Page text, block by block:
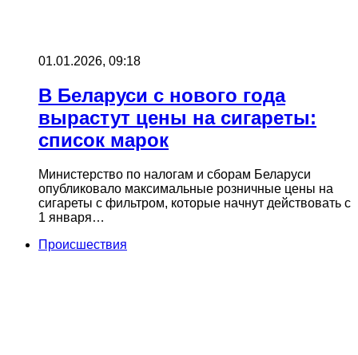
01.01.2026, 09:18
В Беларуси с нового года
вырастут цены на сигареты:
список марок
Министерство по налогам и сборам Беларуси
опубликовало максимальные розничные цены на
сигареты с фильтром, которые начнут действовать с
1 января…
Происшествия